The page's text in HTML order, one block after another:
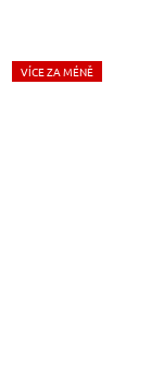
VÍCE ZA MÉNĚ